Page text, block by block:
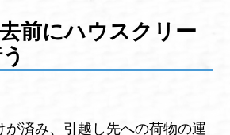
前にハウスクリー
が済み、引越し先への荷物の運